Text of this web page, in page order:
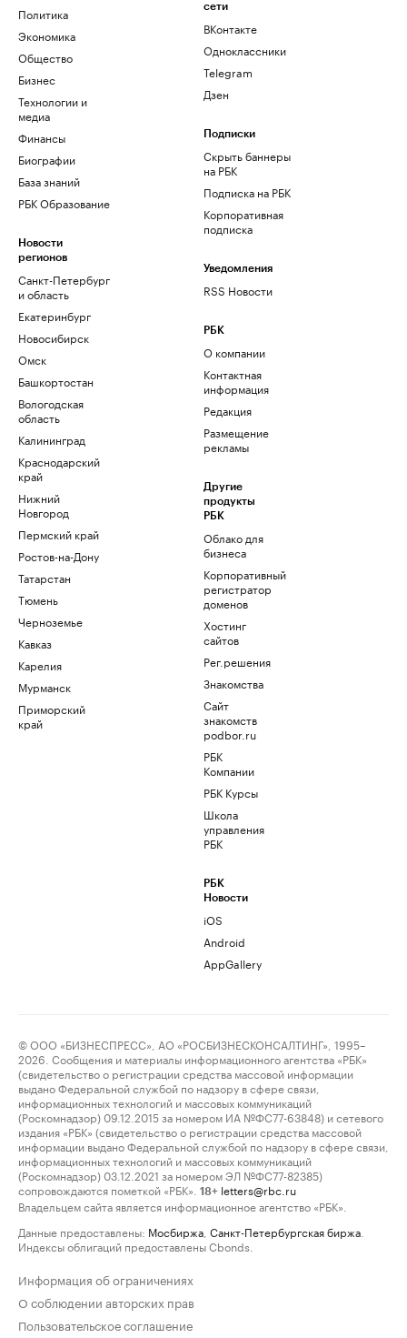
Политика
Экономика
Общество
Бизнес
Технологии и
медиа
Финансы
Биографии
База знаний
РБК Образование
Новости
регионов
Санкт-Петербург
и область
Екатеринбург
Новосибирск
Омск
Башкортостан
Вологодская
область
Калининград
Краснодарский
край
Нижний
Новгород
Пермский край
Ростов-на-Дону
Татарстан
Тюмень
Черноземье
Кавказ
Карелия
Мурманск
Приморский
край
сети
ВКонтакте
Одноклассники
Telegram
Дзен
Подписки
Скрыть баннеры
на РБК
Подписка на РБК
Корпоративная
подписка
Уведомления
RSS Новости
РБК
О компании
Контактная
информация
Редакция
Размещение
рекламы
Другие
продукты
РБК
Облако для
бизнеса
Корпоративный
регистратор
доменов
Хостинг
сайтов
Рег.решения
Знакомства
Сайт
знакомств
podbor.ru
РБК
Компании
РБК Курсы
Школа
управления
РБК
РБК
Новости
iOS
Android
AppGallery
© ООО «БИЗНЕСПРЕСС», АО «РОСБИЗНЕСКОНСАЛТИНГ», 1995–
2026. Сообщения и материалы информационного агентства «РБК»
(свидетельство о регистрации средства массовой информации
выдано Федеральной службой по надзору в сфере связи,
информационных технологий и массовых коммуникаций
(Роскомнадзор) 09.12.2015 за номером ИА №ФС77-63848) и сетевого
издания «РБК» (свидетельство о регистрации средства массовой
информации выдано Федеральной службой по надзору в сфере связи,
информационных технологий и массовых коммуникаций
(Роскомнадзор) 03.12.2021 за номером ЭЛ №ФС77-82385)
сопровождаются пометкой «РБК».
18+ letters@rbc.ru
Владельцем сайта является информационное агентство «РБК».
Данные предоставлены: Мосбиржа Санкт-Петербургская биржа
Индексы облигаций предоставлены Cbonds.
Информация об ограничениях
О соблюдении авторских прав
Пользовательское соглашение